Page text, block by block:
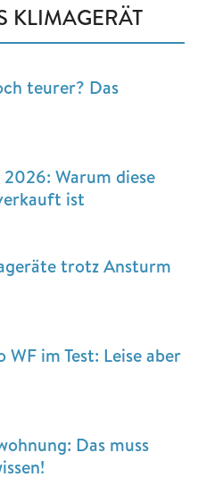
KLIMAGERÄT
teurer? Das
Warum diese
ist
trotz Ansturm
im Test: Leise aber
Das muss